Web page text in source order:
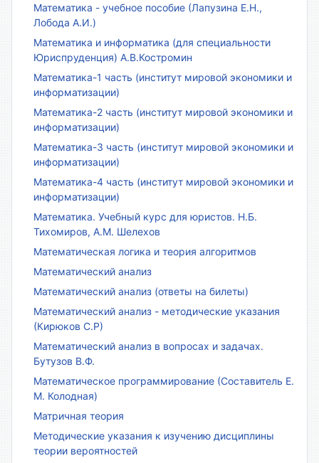
Математика - учебное пособие (Лапузина Е.Н.,
Лобода А.И.)
Математика и информатика (для специальности
Юриспруденция) А.В.Костромин
Математика-1 часть (институт мировой экономики и
информатизации)
Математика-2 часть (институт мировой экономики и
информатизации)
Математика-3 часть (институт мировой экономики и
информатизации)
Математика-4 часть (институт мировой экономики и
информатизации)
Математика. Учебный курс для юристов. Н.Б.
Тихомиров, А.М. Шелехов
Математическая логика и теория алгоритмов
Математический анализ
Математический анализ (ответы на билеты)
Математический анализ - методические указания
(Кирюков С.Р)
Математический анализ в вопросах и задачах.
Бутузов В.Ф.
Математическое программирование (Составитель Е.
М. Колодная)
Матричная теория
Методические указания к изучению дисциплины
теории вероятностей